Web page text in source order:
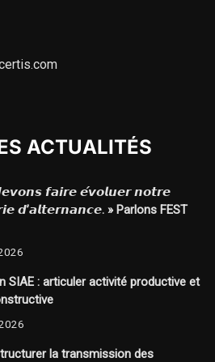
ACTUALITÉS
𝙛𝙖𝙞𝙧𝙚 𝙚́𝙫𝙤𝙡𝙪𝙚𝙧 𝙣𝙤𝙩𝙧𝙚
𝙙’𝙖𝙡𝙩𝙚𝙧𝙣𝙖𝙣𝙘𝙚. » Parlons FEST
SIAE : articuler activité productive et
la transmission des